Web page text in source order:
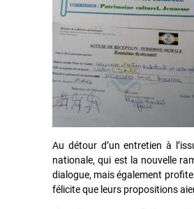
Au détour d’un entretien à
nationale, qui est la nouvelle
dialogue, mais également
félicite que leurs propositions